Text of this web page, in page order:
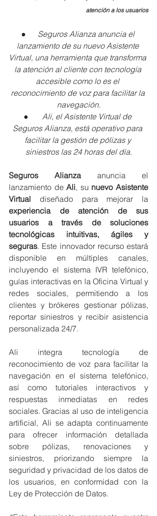
atención a los usuarios
● Seguros Alianza anuncia el
lanzamiento de su nuevo Asistente
Virtual, una herramienta que transforma
la atención al cliente con tecnología
accesible como lo es el
reconocimiento de voz para facilitar la
navegación.
● Ali, el Asistente Virtual de
Seguros Alianza, está operativo para
facilitar la gestión de pólizas y
siniestros las 24 horas del día.
Seguros Alianza anuncia el
lanzamiento de Ali, su nuevo Asistente
Virtual
experiencia de atención de sus
usuarios a través de soluciones
tecnológicas intuitivas, ágiles y
seguras. Este innovador recurso estará
disponible en múltiples canales,
incluyendo el sistema IVR telefónico,
guías interactivas en la Oficina Virtual y
redes sociales, permitiendo a los
clientes y brókeres gestionar pólizas,
reportar siniestros y recibir asistencia
personalizada 24/7.
Ali integra tecnología de
reconocimiento de voz para facilitar la
navegación en el sistema telefónico,
así como tutoriales interactivos y
respuestas inmediatas en redes
sociales. Gracias al uso de inteligencia
artificial, Ali se adapta continuamente
para ofrecer información detallada
sobre pólizas, renovaciones y
siniestros, priorizando siempre la
seguridad y privacidad de los datos de
los usuarios, en conformidad con la
Ley de Protección de Datos.